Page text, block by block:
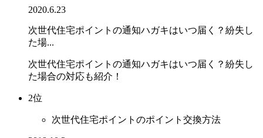
2020.6.23
次世代住宅ポイントの通知ハガキはいつ届く？紛失し
た場...
次世代住宅ポイントの通知ハガキはいつ届く？紛失し
た場合の対応も紹介！
2位
次世代住宅ポイントのポイント交換方法